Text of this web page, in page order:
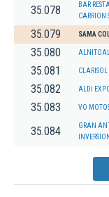
35.078
BAR
CARRION
35.079 SAMA
35.080
35.081 CLARISOL
35.082 ALDI
35.083 VO
35.084
GRAN